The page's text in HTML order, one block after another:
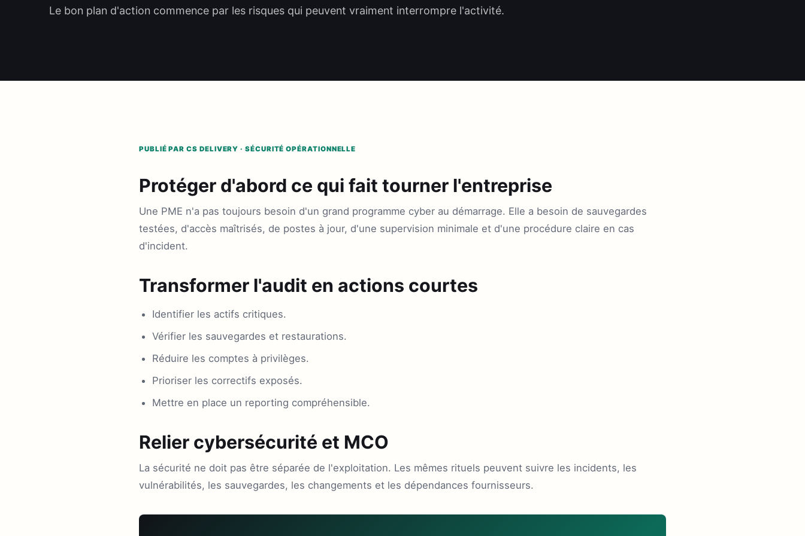
Le bon plan d'action commence par les risques qui peuvent vraiment interrompre l'activité.
PUBLIÉ PAR CS DELIVERY · SÉCURITÉ OPÉRATIONNELLE
Protéger d'abord ce qui fait tourner l'entreprise
Une PME n'a pas toujours besoin d'un grand programme cyber au démarrage. Elle a besoin de sauvegardes
testées, d'accès maîtrisés, de postes à jour, d'une supervision minimale et d'une procédure claire en cas
d'incident.
Transformer l'audit en actions courtes
Identifier les actifs critiques.
Vérifier les sauvegardes et restaurations.
Réduire les comptes à privilèges.
Prioriser les correctifs exposés.
Mettre en place un reporting compréhensible.
Relier cybersécurité et MCO
La sécurité ne doit pas être séparée de l'exploitation. Les mêmes rituels peuvent suivre les incidents, les
vulnérabilités, les sauvegardes, les changements et les dépendances fournisseurs.